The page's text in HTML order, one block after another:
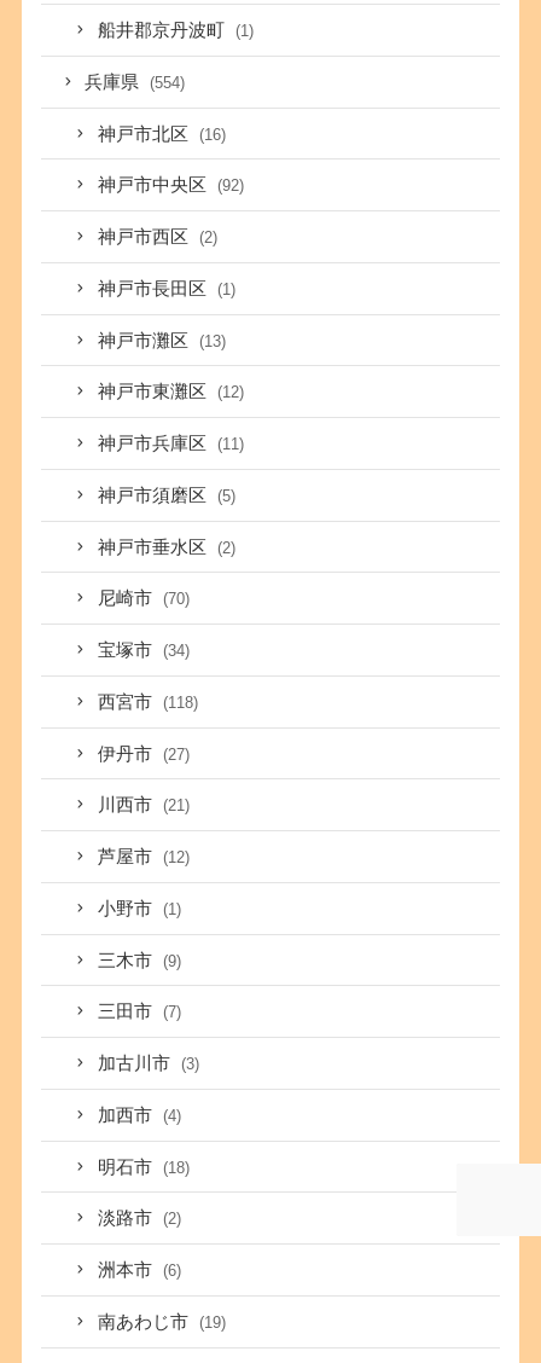
船井郡京丹波町 (1)
兵庫県 (554)
神戸市北区 (16)
神戸市中央区 (92)
神戸市西区 (2)
神戸市長田区 (1)
神戸市灘区 (13)
神戸市東灘区 (12)
神戸市兵庫区 (11)
神戸市須磨区 (5)
神戸市垂水区 (2)
尼崎市 (70)
宝塚市 (34)
西宮市 (118)
伊丹市 (27)
川西市 (21)
芦屋市 (12)
小野市 (1)
三木市 (9)
三田市 (7)
加古川市 (3)
加西市 (4)
明石市 (18)
淡路市 (2)
洲本市 (6)
南あわじ市 (19)